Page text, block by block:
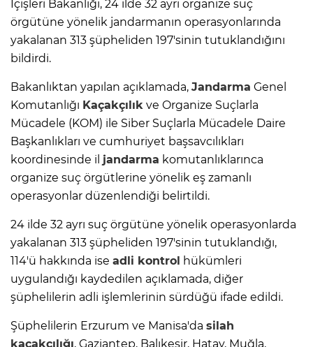
İçişleri Bakanlığı, 24 ilde 32 ayrı organize suç
örgütüne yönelik jandarmanın operasyonlarında
yakalanan 313 şüpheliden 197'sinin tutuklandığını
bildirdi.
Bakanlıktan yapılan açıklamada, Jandarma Genel
Komutanlığı Kaçakçılık ve Organize Suçlarla
Mücadele (KOM) ile Siber Suçlarla Mücadele Daire
Başkanlıkları ve cumhuriyet başsavcılıkları
koordinesinde il jandarma komutanlıklarınca
organize suç örgütlerine yönelik eş zamanlı
operasyonlar düzenlendiği belirtildi.
24 ilde 32 ayrı suç örgütüne yönelik operasyonlarda
yakalanan 313 şüpheliden 197'sinin tutuklandığı,
114'ü hakkında ise adli kontrol hükümleri
uygulandığı kaydedilen açıklamada, diğer
şüphelilerin adli işlemlerinin sürdüğü ifade edildi.
Şüphelilerin Erzurum ve Manisa'da silah
kaçakçılığı, Gaziantep, Balıkesir, Hatay, Muğla,